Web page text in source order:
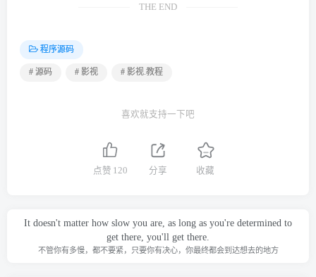
THE END
程序源码
# 源码 # 影视 # 影视.教程
喜欢就支持一下吧
点赞 120 分享 收藏
It doesn't matter how slow you are, as long as you're determined to
get there, you'll get there.
不管你有多慢，都不要紧，只要你有决心，你最终都会到达想去的地方